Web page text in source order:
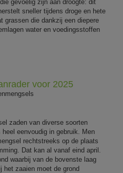
gevoelig zijn aan droogte: dit
sneller tijdens droge en hete
grassen die dankzij een diepere
water en voedingsstoffen
voor 2025
zaden van diverse soorten
heel eenvoudig in gebruik. Men
rechtstreeks op de plaats
Dat kan al vanaf eind april.
waarbij van de bovenste laag
zaaien moet de grond